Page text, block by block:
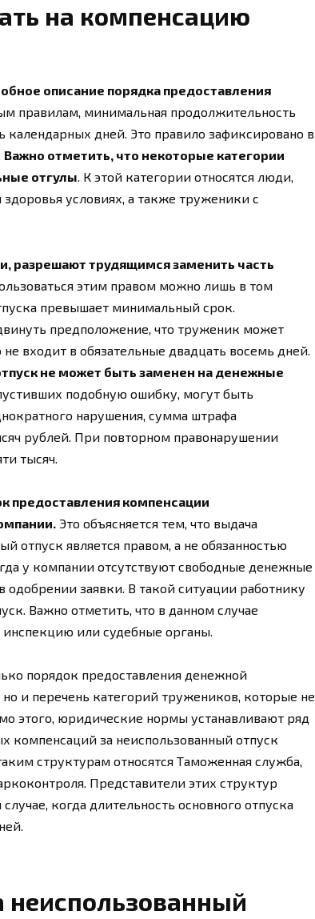
на компенсацию
описание порядка предоставления
правилам, минимальная продолжительность
календарных дней. Это правило зафиксировано в
Важно отметить, что некоторые категории
отгулы. К этой категории относятся люди,
условиях, а также труженики с
разрешают трудящимся заменить часть
этим правом можно лишь в том
превышает минимальный срок.
предположение, что труженик может
входит в обязательные двадцать восемь дней.
не может быть заменен на денежные
подобную ошибку, могут быть
нарушения, сумма штрафа
рублей. При повторном правонарушении
тысяч.
предоставления компенсации
Это объясняется тем, что выдача
отпуск является правом, а не обязанностью
у компании отсутствуют свободные денежные
заявки. В такой ситуации работнику
Важно отметить, что в данном случае
или судебные органы.
порядок предоставления денежной
и перечень категорий тружеников, которые не
этого, юридические нормы устанавливают ряд
за неиспользованный отпуск
структурам относятся Таможенная служба,
Представители этих структур
когда длительность основного отпуска
неиспользованный